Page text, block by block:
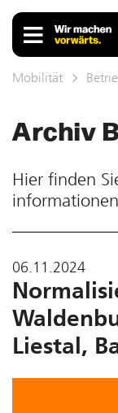
Mobilität
Archiv
Hier finden
informationen
06.11.2024
Liestal,